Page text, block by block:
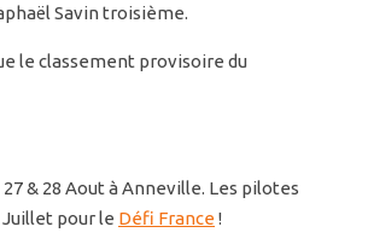
Savin troisième.
le classement provisoire du
& 28 Aout à Anneville. Les pilotes
Juillet pour le Défi France!